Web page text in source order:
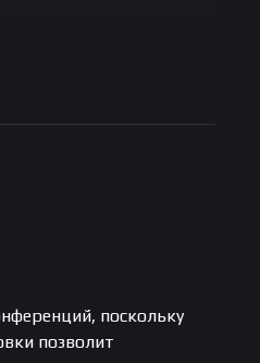
поскольку
позволит